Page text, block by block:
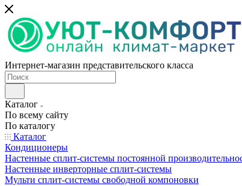
Интернет-магазин представительского класса
Каталог
По всему сайту
По каталогу
Каталог
Кондиционеры
Настенные сплит-системы постоянной
Настенные инверторные сплит-системы
Мульти сплит-системы свободной компоновки